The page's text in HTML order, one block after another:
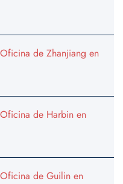
de Zhanjiang en
de Harbin en
de Guilin en